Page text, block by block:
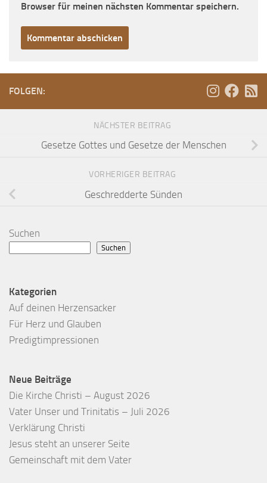
Browser für meinen nächsten Kommentar speichern.
FOLGEN:
NÄCHSTER BEITRAG
Gesetze Gottes und Gesetze der Menschen
VORHERIGER BEITRAG
Geschredderte Sünden
Suchen
Suchen
Kategorien
Auf deinen Herzensacker
Für Herz und Glauben
Predigtimpressionen
Neue Beiträge
Die Kirche Christi – August 2026
Vater Unser und Trinitatis – Juli 2026
Verklärung Christi
Jesus steht an unserer Seite
Gemeinschaft mit dem Vater